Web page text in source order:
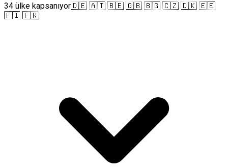
34 ülke kapsanıyor🇩🇪 🇦🇹 🇧🇪 🇬🇧 🇧🇬 🇨🇿 🇩🇰 🇪🇪
🇫🇮 🇫🇷